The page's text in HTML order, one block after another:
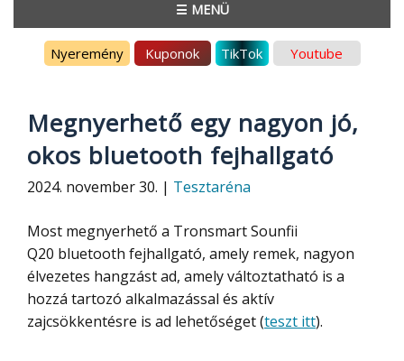
☰ MENÜ
Nyeremény Kuponok TikTok Youtube
Megnyerhető egy nagyon jó,
okos bluetooth fejhallgató
2024. november 30. | Tesztaréna
Most megnyerhető a Tronsmart Sounfii
Q20 bluetooth fejhallgató, amely remek, nagyon
élvezetes hangzást ad, amely változtatható is a
hozzá tartozó alkalmazással és aktív
zajcsökkentésre is ad lehetőséget (teszt itt).